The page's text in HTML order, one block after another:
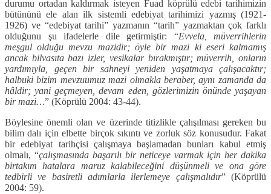
durumu ortadan kaldırmak isteyen Fuad köprülü edebi tarihimizin
bütününü ele alan ilk sistemli edebiyat tarihimizi yazmış (1921-
1926) ve “edebiyat tarihi” yazmanın “tarih” yazmaktan çok farklı
olduğunu şu ifadelerle dile getirmiştir: “Evvela, müverrihlerin
meşgul olduğu mevzu mazidir; öyle bir mazi ki eseri kalmamış
ancak bilvasıta bazı izler, vesikalar bırakmıştır; müverrih, onların
yardımıyla, geçen bir sahneyi yeniden yaşatmaya çalışacaktır;
halbuki bizim mevzuumuz mazi olmakla beraber, aynı zamanda da
hâldir; yani geçmeyen, devam eden, gözlerimizin önünde yaşayan
bir mazi…” (Köprülü 2004: 43-44).
Böylesine önemli olan ve üzerinde titizlikle çalışılması gereken bu
bilim dalı için elbette birçok sıkıntı ve zorluk söz konusudur. Fakat
bir edebiyat tarihçisi çalışmaya başlamadan bunları kabul etmiş
olmalı, “çalışmasında başarılı bir neticeye varmak için her dakika
birtakım hatalara maruz kalabileceğini düşünmeli ve ona göre
tedbirli ve basiretli adımlarla ilerlemeye çalışmalıdır” (Köprülü
2004: 59).